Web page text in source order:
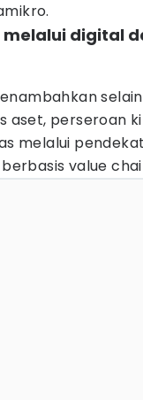
melalui digital
aset, perseroan
melalui
value